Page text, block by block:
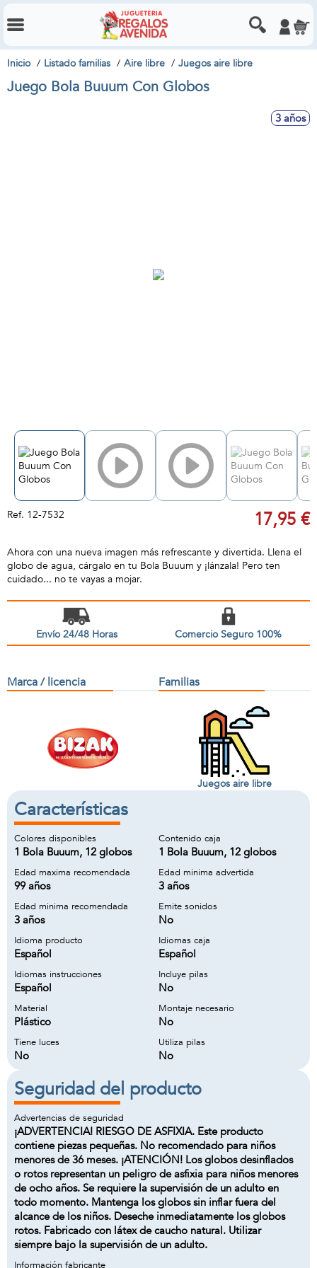
Inicio Listado familias Aire libre Juegos aire libre
Juego Bola Buuum Con Globos
3 años
Ref. 12-7532 17,95 €
Ahora con una nueva imagen más refrescante y divertida. Llena el
globo de agua, cárgalo en tu Bola Buuum y ¡lánzala! Pero ten
cuidado... no te vayas a mojar.
Envío 24/48 Horas Comercio Seguro 100%
Marca / licencia Familias
Juegos aire libre
Características
Colores disponibles
1 Bola Buuum, 12 globos
Contenido caja
1 Bola Buuum, 12 globos
Edad maxima recomendada
99 años
Edad minima advertida
3 años
Edad minima recomendada
3 años
Emite sonidos
No
Idioma producto
Español
Idiomas caja
Español
Idiomas instrucciones
Español
Incluye pilas
No
Material
Plástico
Montaje necesario
No
Tiene luces
No
Utiliza pilas
No
Seguridad del producto
Advertencias de seguridad
¡ADVERTENCIA! RIESGO DE ASFIXIA. Este producto
contiene piezas pequeñas. No recomendado para niños
menores de 36 meses. ¡ATENCIÓN! Los globos desinflados
o rotos representan un peligro de asfixia para niños menores
de ocho años. Se requiere la supervisión de un adulto en
todo momento. Mantenga los globos sin inflar fuera del
alcance de los niños. Deseche inmediatamente los globos
rotos. Fabricado con látex de caucho natural. Utilizar
siempre bajo la supervisión de un adulto.
Información fabricante